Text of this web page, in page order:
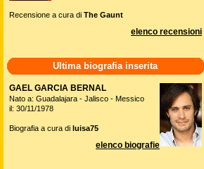
Recensione a cura di The Gaunt
elenco recensioni
Ultima biografia inserita
GAEL GARCIA BERNAL
Nato a: Guadalajara - Jalisco - Messico
il: 30/11/1978
Biografia a cura di luisa75
elenco biografie